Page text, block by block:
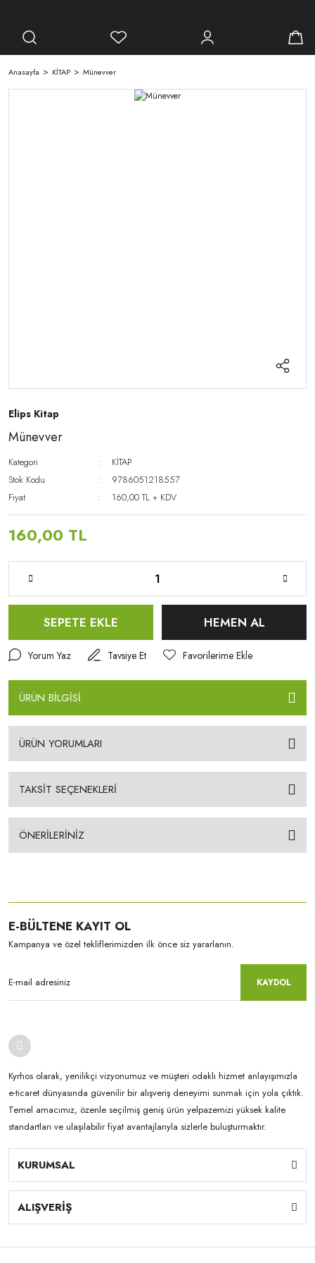
Anasayfa KİTAP Münevver
Elips Kitap
Münevver
Kategori
KİTAP
Stok Kodu
9786051218557
Fiyat
160,00 TL + KDV
160,00 TL
SEPETE EKLE HEMEN AL
Yorum Yaz Tavsiye Et
ÜRÜN BİLGİSİ
ÜRÜN YORUMLARI
TAKSİT SEÇENEKLERİ
ÖNERİLERİNİZ
E-BÜLTENE KAYIT OL
Kampanya ve özel tekliflerimizden ilk önce siz yararlanın.
KAYDOL
Kyrhos olarak, yenilikçi vizyonumuz ve müşteri odaklı hizmet anlayışımızla
e-ticaret dünyasında güvenilir bir alışveriş deneyimi sunmak için yola çıktık.
Temel amacımız, özenle seçilmiş geniş ürün yelpazemizi yüksek kalite
standartları ve ulaşılabilir fiyat avantajlarıyla sizlerle buluşturmaktır.
KURUMSAL
ALIŞVERİŞ